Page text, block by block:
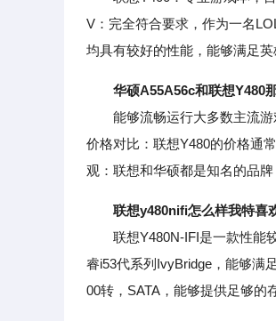
V：完全符合要求，作为一名
均具有较好的性能，能够满足英
华硕A55A56c和联想Y480
能够流畅运行大多数主流游
价格对比：联想Y480的价格通
观：联想和华硕都是知名的品牌
联想y480nifi怎么样我特喜
联想Y480N-IFI是一款性能较
睿i53代系列IvyBridge，能够满
00转，SATA，能够提供足够的